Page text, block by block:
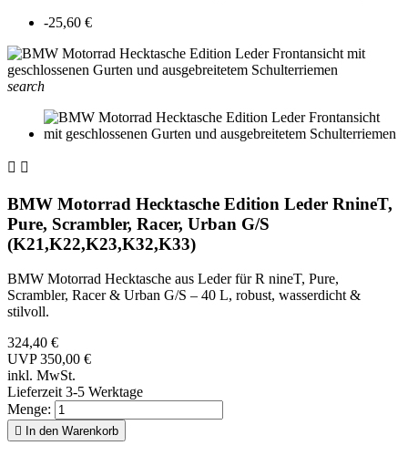
-25,60 €
search
 
BMW Motorrad Hecktasche Edition Leder RnineT,
Pure, Scrambler, Racer, Urban G/S
(K21,K22,K23,K32,K33)
BMW Motorrad Hecktasche aus Leder für R nineT, Pure,
Scrambler, Racer & Urban G/S – 40 L, robust, wasserdicht &
stilvoll.
324,40 €
UVP 350,00 €
inkl. MwSt.
Lieferzeit 3-5 Werktage
Menge:
 In den Warenkorb